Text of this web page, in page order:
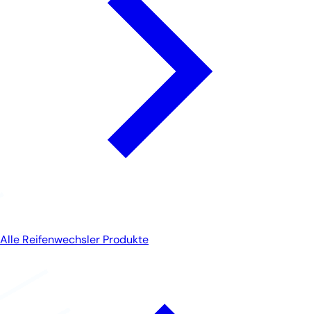
Alle Reifenwechsler Produkte